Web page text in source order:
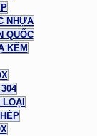
NHỰA
QUỐC
KẼM
LOẠI